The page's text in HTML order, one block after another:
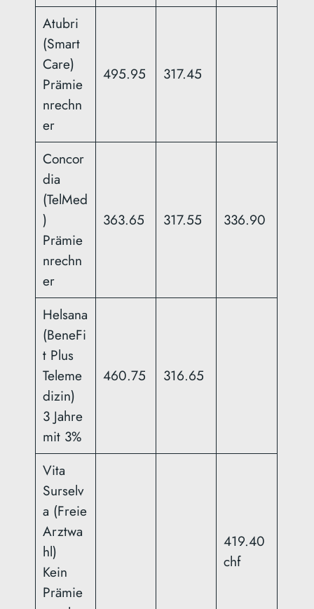
Atubri
(Smart
Care)
Prämie
nrechn
er
495.95 317.45
Concor
dia
(TelMed
)
Prämie
nrechn
er
363.65 317.55 336.90
Helsana
(BeneFi
t Plus
Teleme
dizin)
3 Jahre
mit 3%
460.75 316.65
Vita
Surselv
a (Freie
Arztwa
hl)
Kein
Prämie
419.40
chf